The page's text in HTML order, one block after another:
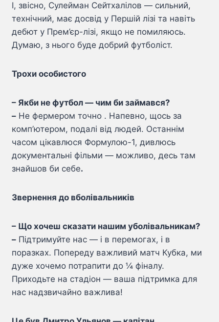
І, звісно, Сулейман Сейтхалілов — сильний,
технічний, має досвід у Першій лізі та навіть
дебют у Прем’єр-лізі, якщо не помиляюсь.
Думаю, з нього буде добрий футболіст.
Трохи особистого
– Якби не футбол — чим би займався?
– Не фермером точно . Напевно, щось за
комп’ютером, подалі від людей. Останнім
часом цікавлюся Формулою-1, дивлюсь
документальні фільми — можливо, десь там
знайшов би себе.
Звернення до вболівальників
– Що хочеш сказати нашим уболівальникам?
– Підтримуйте нас — і в перемогах, і в
поразках. Попереду важливий матч Кубка, ми
дуже хочемо потрапити до ¼ фіналу.
Приходьте на стадіон — ваша підтримка для
нас надзвичайно важлива!